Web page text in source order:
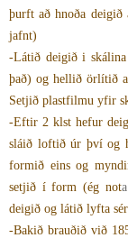
þurft að hnoða deigið
jafnt)
-Látið deigið i
það) og hellið örlítið
Setjið plastfilmu yfir
-Eftir 2 klst hefur
sláið loftið úr því og
formið eins og
setjið í form (ég not
deigið og látið lyfta
-Bakið brauðið við